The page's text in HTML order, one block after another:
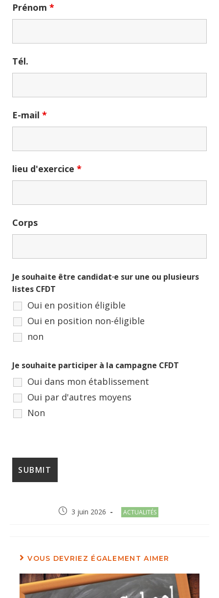
Prénom *
Tél.
E-mail *
lieu d'exercice *
Corps
Je souhaite être candidat·e sur une ou plusieurs
listes CFDT
Oui en position éligible
Oui en position non-éligible
non
Je souhaite participer à la campagne CFDT
Oui dans mon établissement
Oui par d'autres moyens
Non
Post3 juin 2026
Post
ACTUALITÉS
VOUS DEVRIEZ ÉGALEMENT AIMER